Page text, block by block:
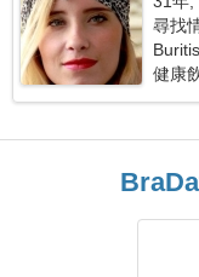
尋找
健康